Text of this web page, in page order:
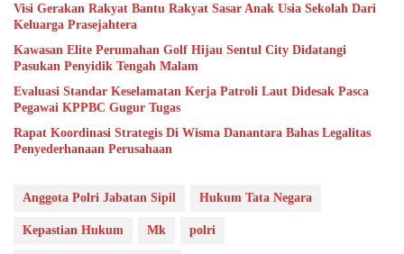
Visi Gerakan Rakyat Bantu Rakyat Sasar Anak Usia Sekolah Dari
Keluarga Prasejahtera
Kawasan Elite Perumahan Golf Hijau Sentul City Didatangi
Pasukan Penyidik Tengah Malam
Evaluasi Standar Keselamatan Kerja Patroli Laut Didesak Pasca
Pegawai KPPBC Gugur Tugas
Rapat Koordinasi Strategis Di Wisma Danantara Bahas Legalitas
Penyederhanaan Perusahaan
Anggota Polri Jabatan Sipil Hukum Tata Negara
Kepastian Hukum Mk polri